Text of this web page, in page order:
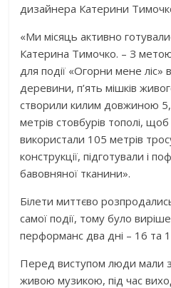
дизайнера Катерини
«Ми місяць активно
Катерина Тимочко. – З метою
для події «Огорни мене
деревини, п’ять мішків
створили килим довжиною
метрів стовбурів тополі,
використали 105 метрів
конструкції, підготували і
бавовняної тканини».
Білети миттєво
самої події, тому було
перформанс два дні – 16 та
Перед виступом люди мали
живою музикою, під час